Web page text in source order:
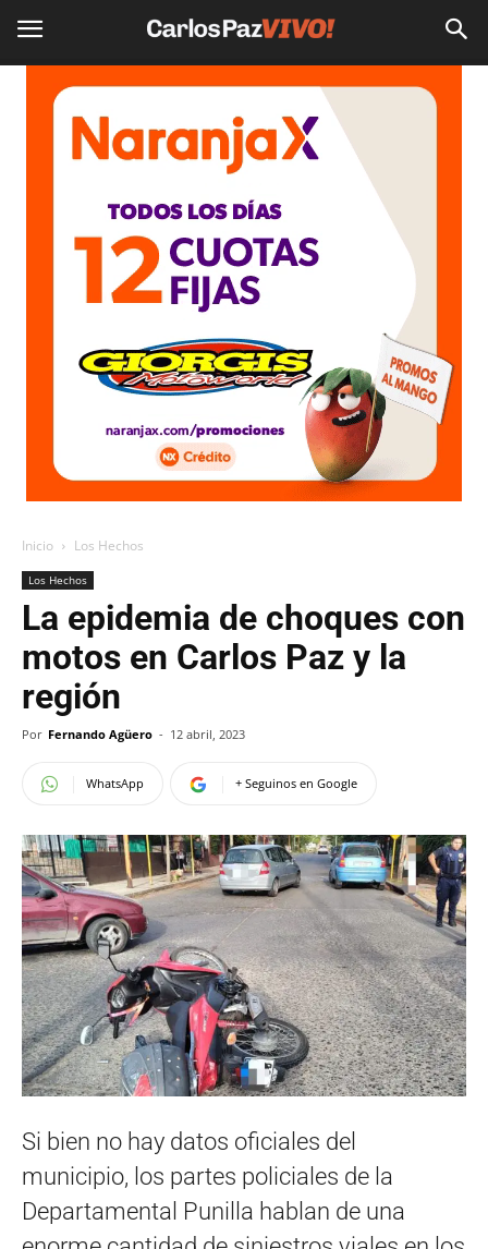
Inicio Los Hechos
Los Hechos
La epidemia de choques con
motos en Carlos Paz y la
región
Por Fernando Agüero - 12 abril, 2023
WhatsApp + Seguinos en Google
Si bien no hay datos oficiales del
municipio, los partes policiales de la
Departamental Punilla hablan de una